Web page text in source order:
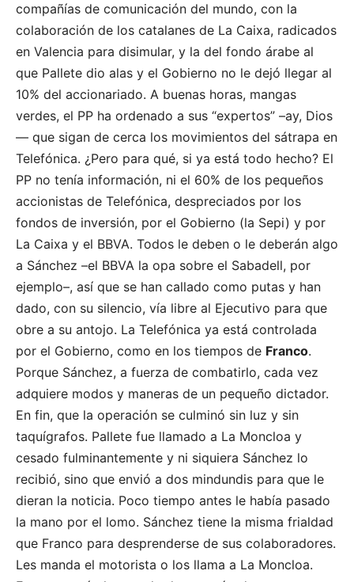
compañías de comunicación del mundo, con la
colaboración de los catalanes de La Caixa, radicados
en Valencia para disimular, y la del fondo árabe al
que Pallete dio alas y el Gobierno no le dejó llegar al
10% del accionariado. A buenas horas, mangas
verdes, el PP ha ordenado a sus “expertos” –ay, Dios
— que sigan de cerca los movimientos del sátrapa en
Telefónica. ¿Pero para qué, si ya está todo hecho? El
PP no tenía información, ni el 60% de los pequeños
accionistas de Telefónica, despreciados por los
fondos de inversión, por el Gobierno (la Sepi) y por
La Caixa y el BBVA. Todos le deben o le deberán algo
a Sánchez –el BBVA la opa sobre el Sabadell, por
ejemplo–, así que se han callado como putas y han
dado, con su silencio, vía libre al Ejecutivo para que
obre a su antojo. La Telefónica ya está controlada
por el Gobierno, como en los tiempos de Franco.
Porque Sánchez, a fuerza de combatirlo, cada vez
adquiere modos y maneras de un pequeño dictador.
En fin, que la operación se culminó sin luz y sin
taquígrafos. Pallete fue llamado a La Moncloa y
cesado fulminantemente y ni siquiera Sánchez lo
recibió, sino que envió a dos mindundis para que le
dieran la noticia. Poco tiempo antes le había pasado
la mano por el lomo. Sánchez tiene la misma frialdad
que Franco para desprenderse de sus colaboradores.
Les manda el motorista o los llama a La Moncloa.